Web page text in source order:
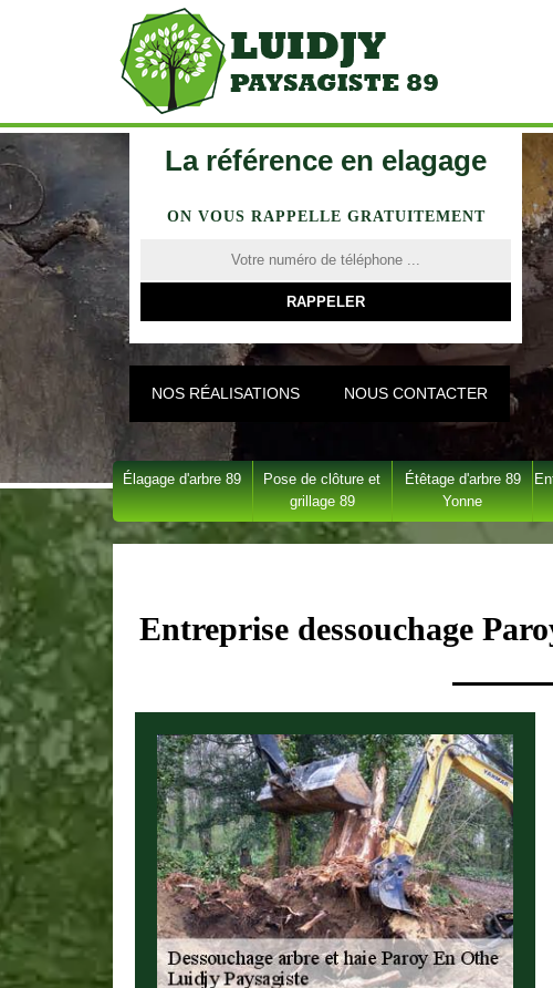
La référence en elagage
ON VOUS RAPPELLE GRATUITEMENT
NOS RÉALISATIONS NOUS CONTACTER
Élagage d'arbre 89
Pose de clôture et
grillage 89
Étêtage d'arbre 89
Yonne
Entreprise dessouchage